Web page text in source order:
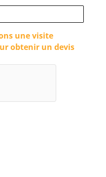
une visite
obtenir un devis